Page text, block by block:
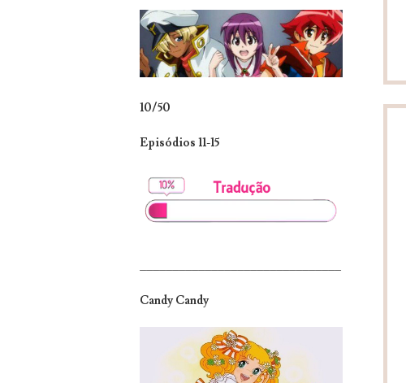
10/50
Episódios 11-15
_______________________________
Candy Candy